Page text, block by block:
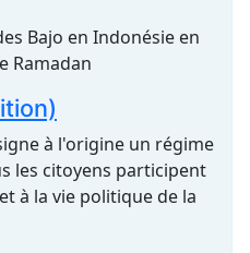
Bajo en Indonésie en
Ramadan
à l'origine un régime
les citoyens participent
à la vie politique de la